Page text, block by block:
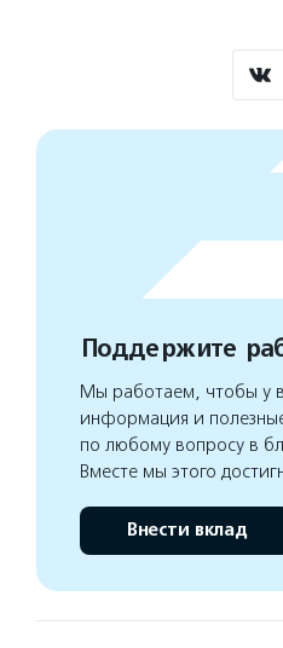
Поддержите
Мы работаем, чтобы у
информация и
по любому вопросу в
Вместе мы этого
Внести вклад